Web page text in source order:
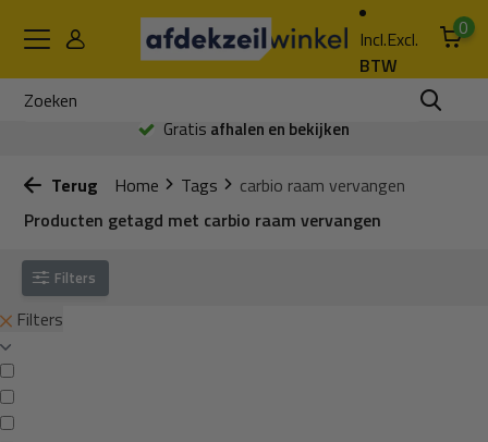
Incl.Excl.
BTW
0
Gratis afhalen en bekijken
Terug Home Tags
carbio raam vervangen
Producten getagd met carbio raam vervangen
Filters
Filters